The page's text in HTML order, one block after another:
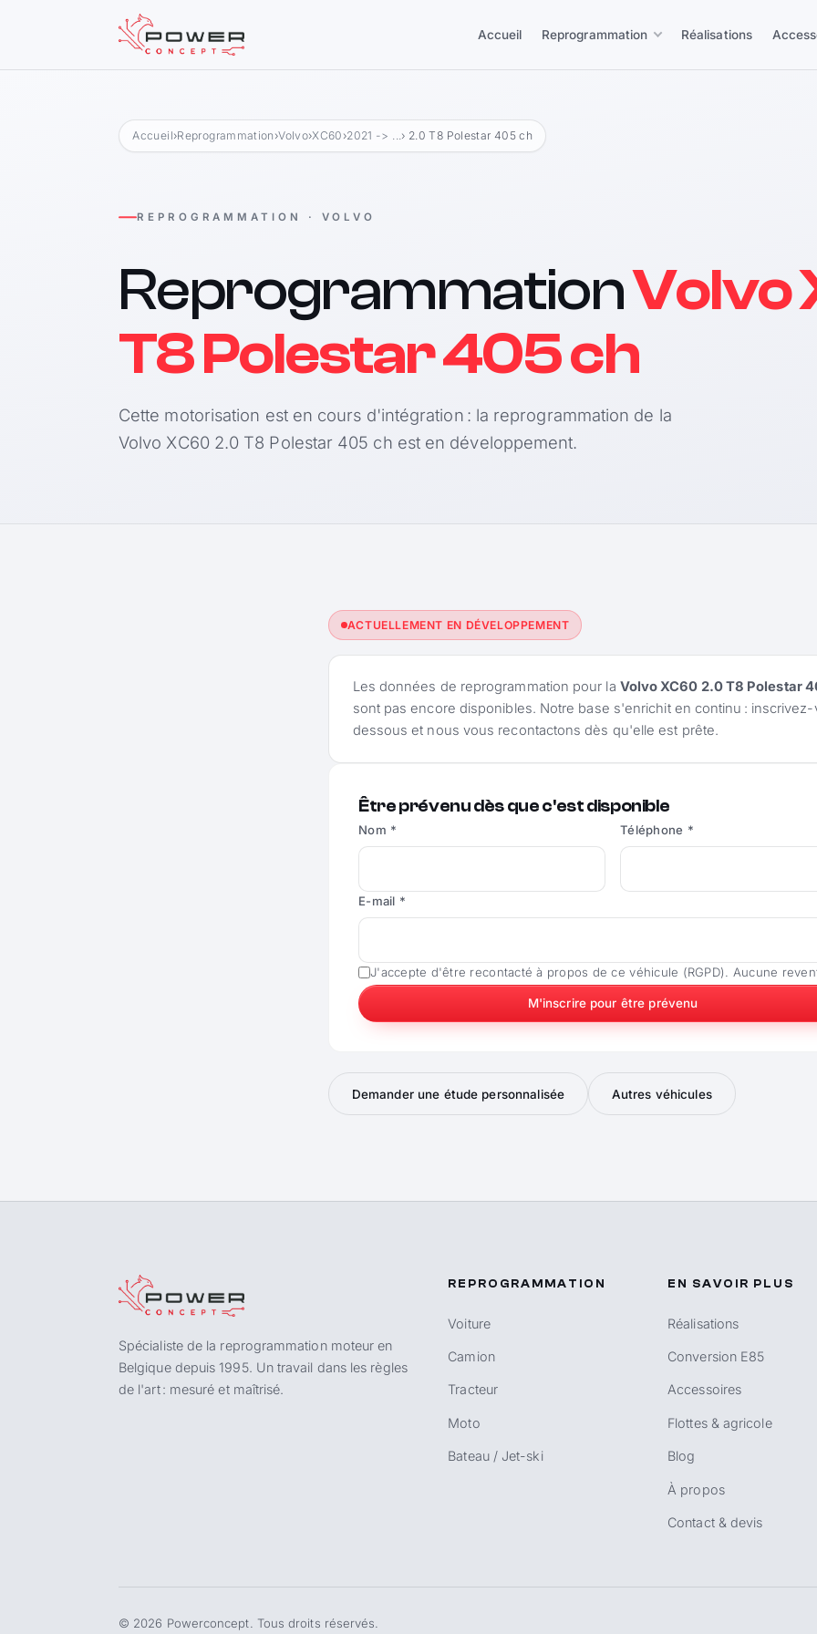
Accueil Reprogrammation Réalisations
Accueil›Reprogrammation ›Volvo›XC60 ›2021 -> ...› 2.0 T8 Polestar 405 ch
REPROGRAMMATION · VOLVO
ReprogrammationVolvo
T8 Polestar 405 ch
Cette motorisation est en cours d'intégration : la reprogrammation de la
Volvo XC60 2.0 T8 Polestar 405 ch est en développement.
ACTUELLEMENT EN DÉVELOPPEMENT
Les données de reprogrammation pour la Volvo XC60 2.0 T8 Polestar
sont pas encore disponibles. Notre base s'enrichit en continu :
dessous et nous vous recontactons dès qu'elle est prête.
Être prévenu dès que c'est disponible
Nom * Téléphone *
E-mail *
J'accepte d'être recontacté à propos de ce véhicule (RGPD). Aucune
M'inscrire pour être prévenu
Demander une étude personnalisée Autres véhicules
Spécialiste de la reprogrammation moteur en
Belgique depuis 1995. Un travail dans les règles
de l'art : mesuré et maîtrisé.
REPROGRAMMATION
Voiture
Camion
Tracteur
Moto
Bateau / Jet-ski
EN SAVOIR PLUS
Réalisations
Conversion E85
Accessoires
Flottes & agricole
Blog
À propos
Contact & devis
© 2026 Powerconcept. Tous droits réservés.